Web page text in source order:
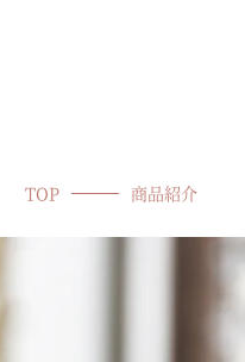
TOP 商品紹介